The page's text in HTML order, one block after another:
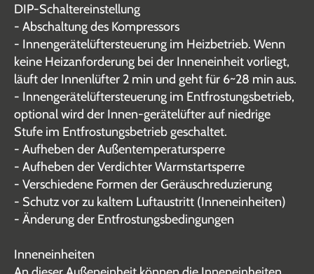
DIP-Schaltereinstellung
- Abschaltung des Kompressors
- Innengerätelüftersteuerung im Heizbetrieb. Wenn
keine Heizanforderung bei der Inneneinheit vorliegt,
läuft der Innenlüfter 2 min und geht für 6~28 min aus.
- Innengerätelüftersteuerung im Entfrostungsbetrieb,
optional wird der Innen-gerätelüfter auf niedrige
Stufe im Entfrostungsbetrieb geschaltet.
- Aufheben der Außentemperatursperre
- Aufheben der Verdichter Warmstartsperre
- Verschiedene Formen der Geräuschreduzierung
- Schutz vor zu kaltem Luftaustritt (Inneneinheiten)
- Änderung der Entfrostungsbedingungen
Inneneinheiten